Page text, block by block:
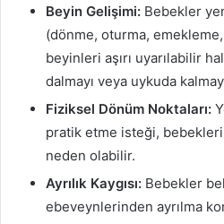
Beyin Gelişimi: Bebekler
(dönme, oturma,
beyinleri aşırı uyarılabilir
dalmayı veya uykuda
Fiziksel Dönüm Noktaları:
pratik etme isteği,
neden olabilir.
Ayrılık Kaygısı: Bebekler
ebeveynlerinden ayrılma